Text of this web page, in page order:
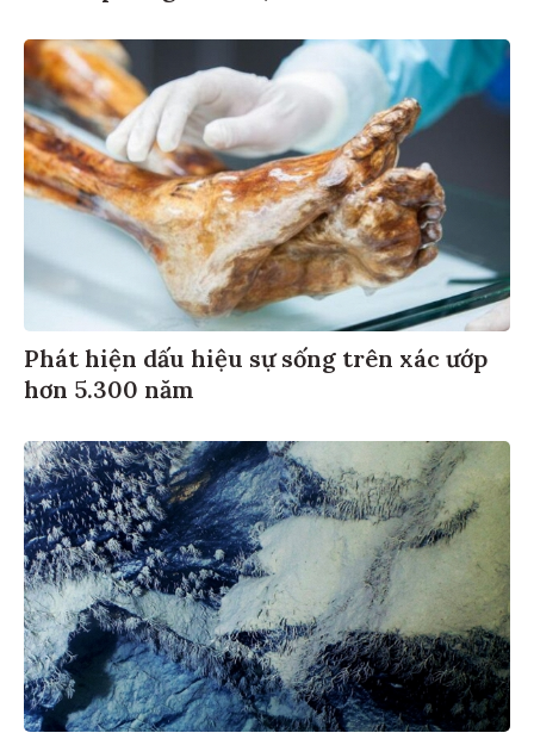
Phát hiện dấu hiệu sự sống trên xác ướp
hơn 5.300 năm